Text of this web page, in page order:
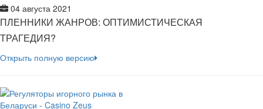
04 августа 2021
ПЛЕННИКИ ЖАНРОВ: ОПТИМИСТИЧЕСКАЯ
ТРАГЕДИЯ?
Открыть полную версию